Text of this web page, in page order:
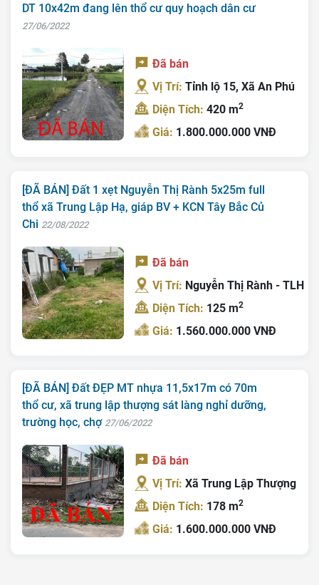
DT 10x42m đang lên thổ cư quy hoạch dân cư
27/06/2022
Đã bán
Vị Trí:Tỉnh lộ 15, Xã An Phú
Diện Tích:420 m2
Giá: 1.800.000.000 VNĐ
[ĐÃ BÁN] Đất 1 xẹt Nguyễn Thị Rành 5x25m full
thổ xã Trung Lập Hạ, giáp BV + KCN Tây Bắc Củ
Chi 22/08/2022
Đã bán
Vị Trí: Nguyễn Thị Rành - TLH
Diện Tích: 125 m2
Giá: 1.560.000.000 VNĐ
[ĐÃ BÁN] Đất ĐẸP MT nhựa 11,5x17m có 70m
thổ cư, xã trung lập thượng sát làng nghỉ dưỡng,
trường học, chợ 27/06/2022
Đã bán
Vị Trí:Xã Trung Lập Thượng
Diện Tích: 178 m2
Giá: 1.600.000.000 VNĐ